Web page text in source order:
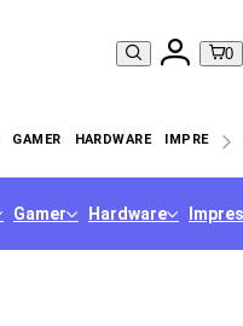
0
GAMER HARDWARE
Gamer Hardware